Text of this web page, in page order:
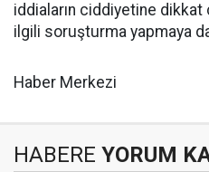
iddiaların ciddiyetine
ilgili soruşturma yapmaya
Haber Merkezi
HABERE YORUM